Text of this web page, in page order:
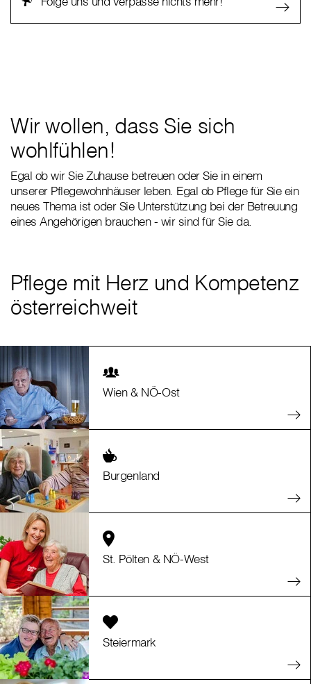
Wir wollen, dass Sie sich
wohlfühlen!
Egal ob wir Sie Zuhause betreuen oder Sie in einem
unserer Pflegewohnhäuser leben. Egal ob Pflege für Sie ein
neues Thema ist oder Sie Unterstützung bei der Betreuung
eines Angehörigen brauchen - wir sind für Sie da.
Pflege mit Herz und Kompetenz
österreichweit
Wien & NÖ-Ost
Burgenland
St. Pölten & NÖ-West
Steiermark